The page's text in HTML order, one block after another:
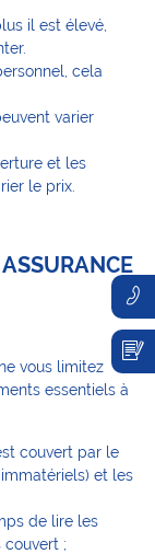
il est élevé,
cela
varier
et les
le prix.
vous limitez
essentiels à
couvert par le
et les
de lire les
couvert ;